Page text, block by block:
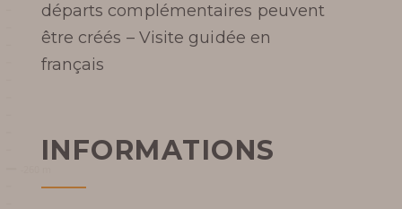
HISTOIRE DU GOUFFRE
départs complémentaires peuvent
être créés – Visite guidée en
français
INFORMATIONS